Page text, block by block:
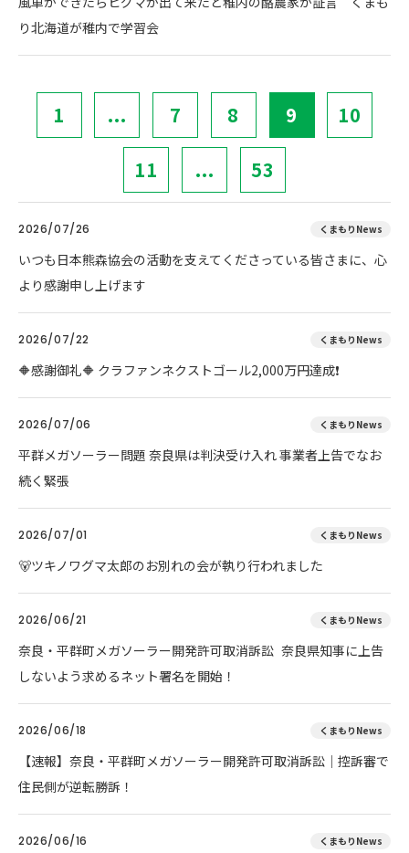
り北海道が稚内で学習会
1 ... 7 8 9 10
11 ... 53
2026/07/26 くまもりNews
いつも日本熊森協会の活動を支えてくださっている皆さまに、心
より感謝申し上げます
2026/07/22 くまもりNews
🔶感謝御礼🔶 クラファンネクストゴール2,000万円達成❗
2026/07/06 くまもりNews
平群メガソーラー問題 奈良県は判決受け入れ 事業者上告でなお
続く緊張
2026/07/01 くまもりNews
🐻ツキノワグマ太郎のお別れの会が執り行われました
2026/06/21 くまもりNews
奈良・平群町メガソーラー開発許可取消訴訟 奈良県知事に上告
しないよう求めるネット署名を開始！
2026/06/18 くまもりNews
【速報】奈良・平群町メガソーラー開発許可取消訴訟｜控訴審で
住民側が逆転勝訴！
2026/06/16 くまもりNews